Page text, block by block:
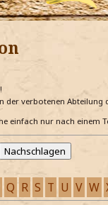
verbotenen
einfach nur nach einem
Q R S T U V W